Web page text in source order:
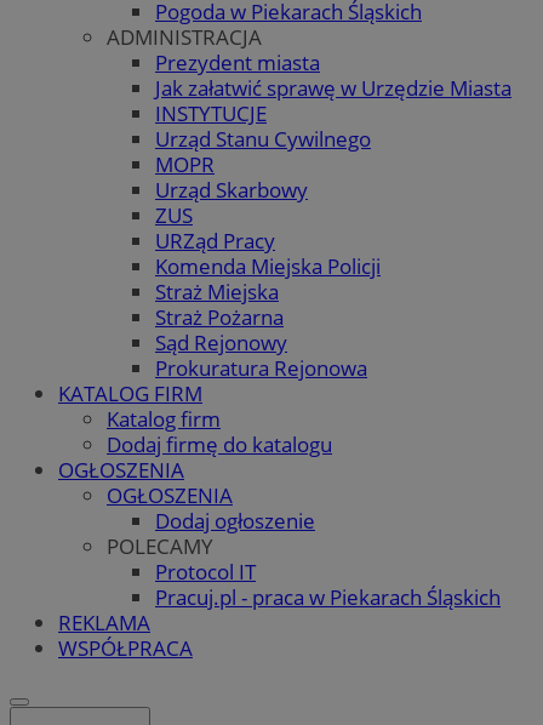
Pogoda w Piekarach Śląskich
ADMINISTRACJA
Prezydent miasta
Jak załatwić sprawę w Urzędzie Miasta
INSTYTUCJE
Urząd Stanu Cywilnego
MOPR
Urząd Skarbowy
ZUS
URZąd Pracy
Komenda Miejska Policji
Straż Miejska
Straż Pożarna
Sąd Rejonowy
Prokuratura Rejonowa
KATALOG FIRM
Katalog firm
Dodaj firmę do katalogu
OGŁOSZENIA
OGŁOSZENIA
Dodaj ogłoszenie
POLECAMY
Protocol IT
Pracuj.pl - praca w Piekarach Śląskich
REKLAMA
WSPÓŁPRACA